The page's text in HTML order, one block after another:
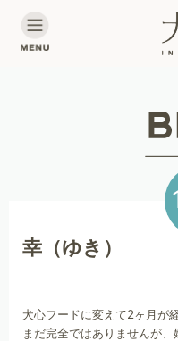
幸（ゆき）
犬心フードに変えて2ヶ月が
まだ完全ではありませんが